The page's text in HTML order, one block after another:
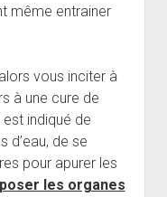
même entrainer
vous inciter à
à une cure de
indiqué de
d’eau, de se
pour apurer les
les organes